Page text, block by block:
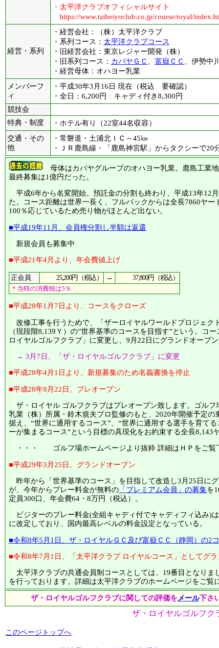
・太平洋クラブオフィシャルサイト
https://www.taiheiyoclub.co.jp/course/royal/
経営・系列
・経営会社：（株）太平洋クラブ
・系列コース： 太平洋クラブコース
・旧経営会社：東京レジャー開発（株）
・旧系列コース： カバヤＧＣ 富嶽ＣＣ
、伊勢中
・経営母体：オハヨー乳業
メンバーフ
ィ
・平成30年3月16日 現在（税込 要確認）
・全日：6,200円 キャディ付き8,300円
競技会
特典・制度
・ホテル有り（22室44名収容）
交通・その
他
・常磐道・土浦北ＩＣ～45㎞
・ＪＲ鹿島線・「鹿島神宮駅」からタクシーで20
母体はカバヤグループのオハヨー乳業。鹿島工業
最終募集は1億円だった。
平成6年から名変開始。預託金の分割も終わり、平成13年12
た。コース距離は世界一長く、フルバックからは全長7860ヤ
100％応じているため売り物がほとんど出ない。
■平成19年11月、会員権分割し半額は返還
新規会員も募集中
■平成21年4月より、年会費値上げ
正会員 25,200円（税込） → 37,800円（税込）
＊当時の消費税は5％
■平成28年1月7日より、コースをクローズ
改修工事を行うためで、「ザーロイヤルワールドプロジェク
（現段階8,139Ｙ）の”世界基準のコースを目指す”という。コ
ロイヤルゴルフクラブ」に変更し、9月22日にグランドオープ
→ 3月7日、「ザ・ロイヤルゴルフクラブ」に変更
■平成28年4月1日より、新規募集のため名義書換を停止
■平成28年9月22日、プレオープン
ザ・ロイヤル ゴルフクラブはプレオープン致します。ゴル
乳業（株）所属・鈴木規夫プロ監修のもと、2020年開催予定
据え、“世界に通用するコース”、“世界に通用する選手を育て
ーが集まるコース”という目標の具現化をお約束する全長8,143
・・・ ゴルフ場ホームページより抜粋 詳細はＨＰを
■平成29年3月25日、グランドオープン
昨年から「世界基準のコース」を目指して改造し3月25日に
が、今年からプレー料金が無料の「プレミアム会員」の募集を
定員300口、年会費64・8万円（税込）。
ビジターのプレー料金(全組キャディ付でキャディフィ込み)
に改定しており、国内最高レベルの料金設定となっている。
■令和8年5月1日、ザ・ロイヤルＧＣ及び富嶽ＣＣ（静岡）の2
■令和8年7月1日、「太平洋クラブ ロイヤルコース」としてグ
太平洋クラブの共通会員制コースとしては、19番目となりま
を行っております。詳細は太平洋クラブのホームページをご覧
ザ・ロイヤルゴルフクラブに関しての評価をメール下さ
ザ・ロイヤルゴルフク
このページトップへ